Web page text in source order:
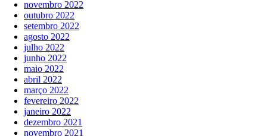
novembro 2022
outubro 2022
setembro 2022
agosto 2022
julho 2022
junho 2022
maio 2022
abril 2022
março 2022
fevereiro 2022
janeiro 2022
dezembro 2021
novembro 2021